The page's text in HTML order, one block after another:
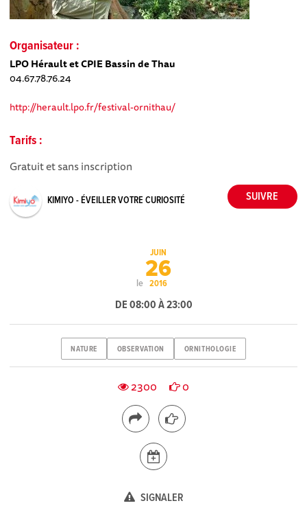
Organisateur :
LPO Hérault et CPIE Bassin de Thau
04.67.78.76.24
http://herault.lpo.fr/festival-ornithau/
Tarifs :
Gratuit et sans inscription
KIMIYO - ÉVEILLER VOTRE CURIOSITÉ
le
JUIN
26
2016
DE 08:00 À 23:00
NATURE OBSERVATION ORNITHOLOGIE
2300 0
SIGNALER